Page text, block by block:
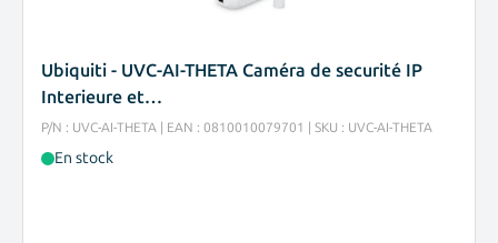
Ubiquiti - UVC-AI-THETA Caméra de securité IP
Interieure et…
P/N : UVC-AI-THETA | EAN : 0810010079701 | SKU : UVC-AI-THETA
En stock